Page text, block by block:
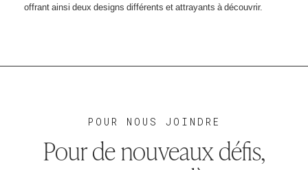
offrant ainsi deux designs différents et attrayants à découvrir.
POUR NOUS JOINDRE
Pour de nouveaux défis,